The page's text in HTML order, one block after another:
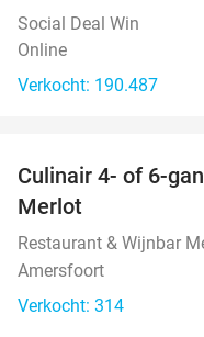
Social Deal Win
Online
Verkocht: 190.487
Culinair 4- of 6-
Merlot
Restaurant & Wijnbar
Amersfoort
Verkocht: 314